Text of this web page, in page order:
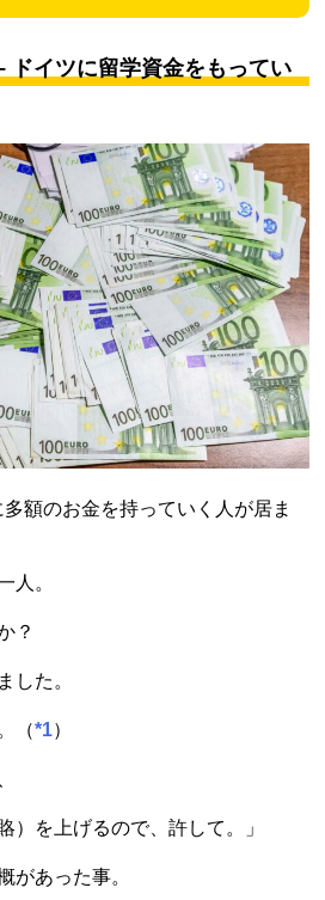
ドイツに留学資金をもってい
額のお金を持っていく人が居ま
人。
？
した。
（*1）
）を上げるので、許して。」
があった事。